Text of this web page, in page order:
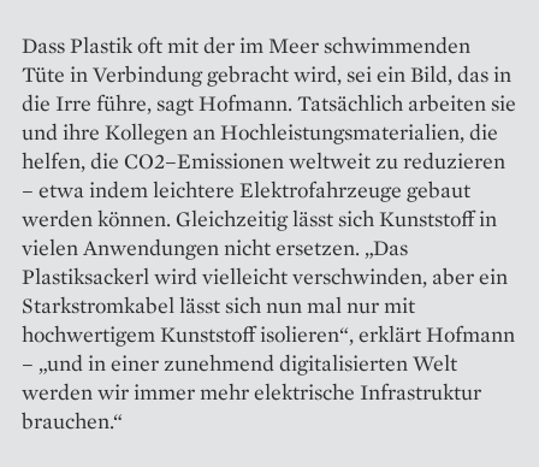
Dass Plastik oft mit der im Meer schwimmenden
Tüte in Verbindung gebracht wird, sei ein Bild, das in
die Irre führe, sagt Hofmann. Tatsächlich arbeiten sie
und ihre Kollegen an Hochleistungsmaterialien, die
helfen, die CO2–Emissionen weltweit zu reduzieren
– etwa indem leichtere Elektrofahrzeuge gebaut
werden können. Gleichzeitig lässt sich Kunststoff in
vielen Anwendungen nicht ersetzen. „Das
Plastiksackerl wird vielleicht verschwinden, aber ein
Starkstromkabel lässt sich nun mal nur mit
hochwertigem Kunststoff isolieren“, erklärt Hofmann
– „und in einer zunehmend digitalisierten Welt
werden wir immer mehr elektrische Infrastruktur
brauchen.“